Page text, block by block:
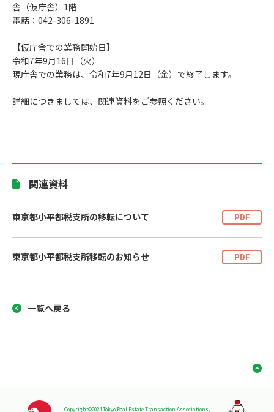
舎（仮庁舎）1階
電話：042-306-1891
【仮庁舎での業務開始日】
令和7年9月16日（火）
現庁舎での業務は、令和7年9月12日（金）で終了します。
詳細につきましては、関連資料をご参照ください。
関連資料
東京都小平都税支所の移転について PDF
東京都小平都税支所移転のお知らせ PDF
一覧へ戻る
Copyright©2024 Tokyo Real Estate Transaction Associations,